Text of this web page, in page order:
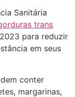
Sanitária
trans
para reduzir
em seus
conter
margarinas,